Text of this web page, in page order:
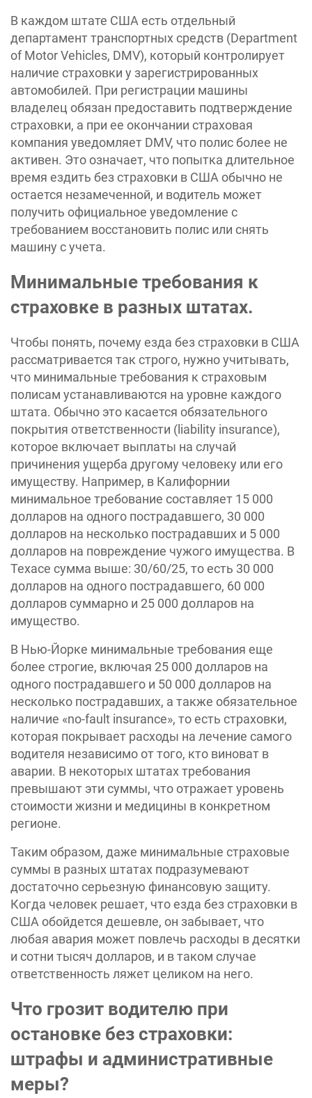
В каждом штате США есть отдельный
департамент транспортных средств (Department
of Motor Vehicles, DMV), который контролирует
наличие страховки у зарегистрированных
автомобилей. При регистрации машины
владелец обязан предоставить подтверждение
страховки, а при ее окончании страховая
компания уведомляет DMV, что полис более не
активен. Это означает, что попытка длительное
время ездить без страховки в США обычно не
остается незамеченной, и водитель может
получить официальное уведомление с
требованием восстановить полис или снять
машину с учета.
Минимальные требования к
страховке в разных штатах.
Чтобы понять, почему езда без страховки в США
рассматривается так строго, нужно учитывать,
что минимальные требования к страховым
полисам устанавливаются на уровне каждого
штата. Обычно это касается обязательного
покрытия ответственности (liability insurance),
которое включает выплаты на случай
причинения ущерба другому человеку или его
имуществу. Например, в Калифорнии
минимальное требование составляет 15 000
долларов на одного пострадавшего, 30 000
долларов на несколько пострадавших и 5 000
долларов на повреждение чужого имущества. В
Техасе сумма выше: 30/60/25, то есть 30 000
долларов на одного пострадавшего, 60 000
долларов суммарно и 25 000 долларов на
имущество.
В Нью-Йорке минимальные требования еще
более строгие, включая 25 000 долларов на
одного пострадавшего и 50 000 долларов на
несколько пострадавших, а также обязательное
наличие «no-fault insurance», то есть страховки,
которая покрывает расходы на лечение самого
водителя независимо от того, кто виноват в
аварии. В некоторых штатах требования
превышают эти суммы, что отражает уровень
стоимости жизни и медицины в конкретном
регионе.
Таким образом, даже минимальные страховые
суммы в разных штатах подразумевают
достаточно серьезную финансовую защиту.
Когда человек решает, что езда без страховки в
США обойдется дешевле, он забывает, что
любая авария может повлечь расходы в десятки
и сотни тысяч долларов, и в таком случае
ответственность ляжет целиком на него.
Что грозит водителю при
остановке без страховки:
штрафы и административные
меры?